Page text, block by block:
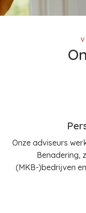
Onze adviseurs
Benadering,
(MKB-)bedrijven